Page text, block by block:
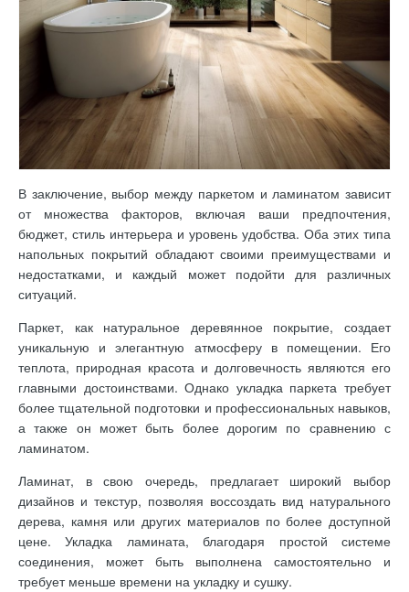
В заключение, выбор между паркетом и ламинатом зависит
от множества факторов, включая ваши предпочтения,
бюджет, стиль интерьера и уровень удобства. Оба этих типа
напольных покрытий обладают своими преимуществами и
недостатками, и каждый может подойти для различных
ситуаций.
Паркет, как натуральное деревянное покрытие, создает
уникальную и элегантную атмосферу в помещении. Его
теплота, природная красота и долговечность являются его
главными достоинствами. Однако укладка паркета требует
более тщательной подготовки и профессиональных навыков,
а также он может быть более дорогим по сравнению с
ламинатом.
Ламинат, в свою очередь, предлагает широкий выбор
дизайнов и текстур, позволяя воссоздать вид натурального
дерева, камня или других материалов по более доступной
цене. Укладка ламината, благодаря простой системе
соединения, может быть выполнена самостоятельно и
требует меньше времени на укладку и сушку.